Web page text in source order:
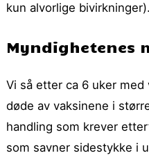
kun alvorlige
Myndighetenes
Vi så etter ca 6 uker
døde av vaksinene i
handling som krever
som savner sidestykke i